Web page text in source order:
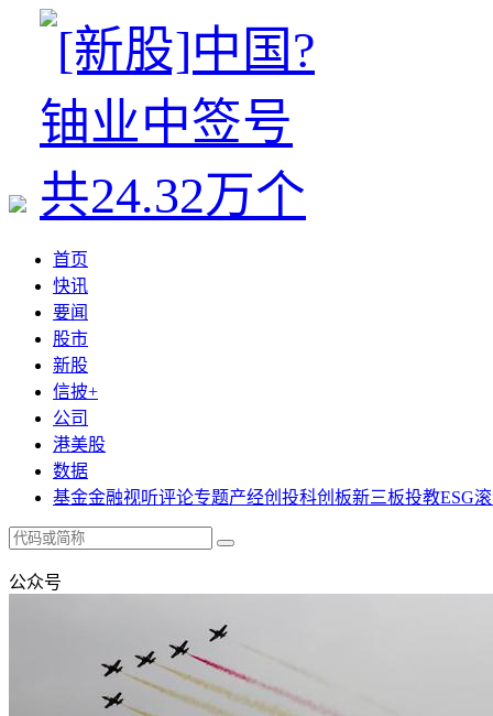
首页
快讯
要闻
股市
新股
信披+
公司
港美股
数据
基金金融视听评论专题产经创投科创板新三板投教ESG
公众号